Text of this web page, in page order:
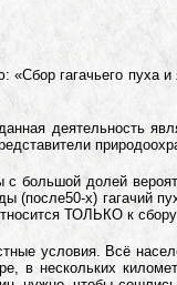
гагачьего пуха
данная деятельность
большой долей
(после50-х) гагачий
ТОЛЬКО к
условия. Всё
в нескольких